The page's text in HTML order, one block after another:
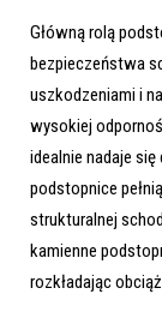
Główną rolą
bezpieczeństwa
uszkodzeniami i
wysokiej
idealnie nadaje
podstopnice
strukturalnej
kamienne
rozkładając